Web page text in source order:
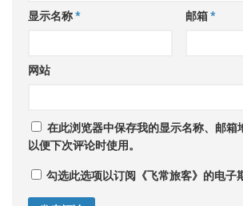
显示名称* 邮箱*
网站
在此浏览器中保存我的显示名称、邮箱
以便下次评论时使用。
勾选此选项以订阅《飞常旅客》的电子